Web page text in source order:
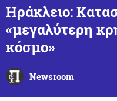
Ηράκλειο:
«μεγαλύτερη
κόσμο»
Newsroom